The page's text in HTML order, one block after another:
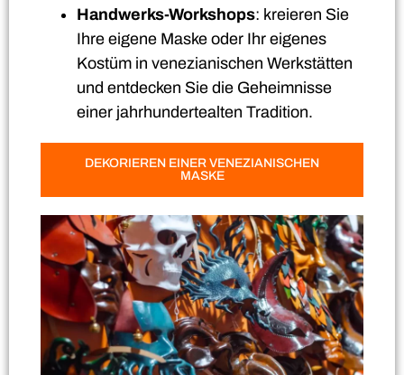
Handwerks-Workshops: kreieren Sie
Ihre eigene Maske oder Ihr eigenes
Kostüm in venezianischen Werkstätten
und entdecken Sie die Geheimnisse
einer jahrhundertealten Tradition.
DEKORIEREN EINER VENEZIANISCHEN
MASKE